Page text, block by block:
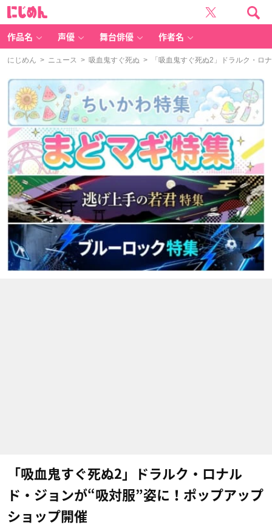
作品名 声優 舞台俳優 作者名
にじめん > ニュース > 吸血鬼すぐ死ぬ > 「吸血鬼すぐ死ぬ2」ドラルク・ロ
「吸血鬼すぐ死ぬ2」ドラルク・ロナル
ド・ジョンが“吸対服”姿に！ポップアップ
ショップ開催